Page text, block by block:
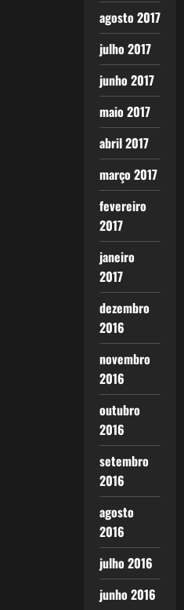
agosto 2017
julho 2017
junho 2017
maio 2017
abril 2017
março 2017
fevereiro
2017
janeiro
2017
dezembro
2016
novembro
2016
outubro
2016
setembro
2016
agosto
2016
julho 2016
junho 2016